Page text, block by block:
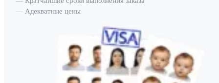
— Адекватные цены